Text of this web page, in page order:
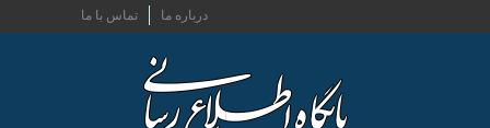
تماس با ما درباره ما